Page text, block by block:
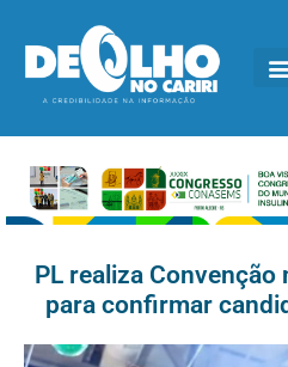
PL realiza Convenção
para confirmar